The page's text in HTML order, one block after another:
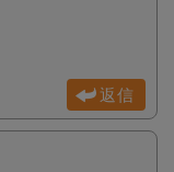
返信